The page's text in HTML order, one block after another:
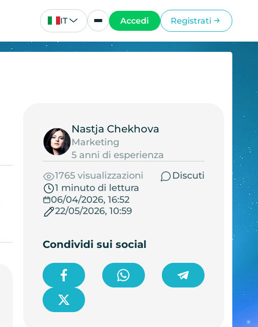
IT Accedi Registrati
Nastja Chekhova
Marketing
5 anni di esperienza
1765 visualizzazioni
Discuti
1 minuto di lettura
06/04/2026, 16:52
22/05/2026, 10:59
Condividi sui social